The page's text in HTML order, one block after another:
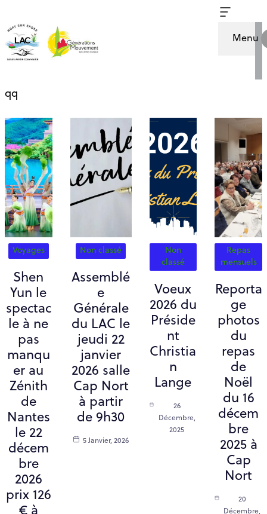
Menu
Les actualités
qq
Voyages
Shen
Yun le
spectac
le à ne
pas
manqu
er au
Zénith
de
Nantes
le 22
décem
bre
2026
prix 126
€ à
Non classé
Assemblé
e
Générale
du LAC le
jeudi 22
janvier
2026 salle
Cap Nort
à partir
de 9h30
5 Janvier, 2026
Non
classé
Voeux
2026 du
Préside
nt
Christia
n
Lange
26
Décembre,
2025
Repas
mensuels
Reporta
ge
photos
du
repas
de
Noël
du 16
décem
bre
2025 à
Cap
Nort
20
Décembre,